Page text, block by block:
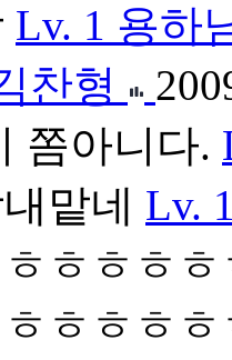
Lv. 1 용하
찬형
쫌아니다.
맡네 Lv.
ㅎㅎㅎ
ㅎㅎㅎ